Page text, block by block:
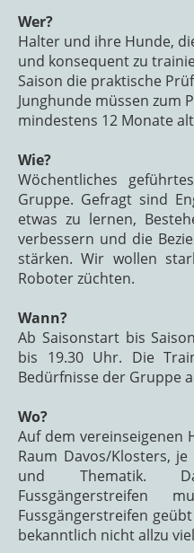
Wer?
Halter und ihre Hunde,
und konsequent zu
Saison die praktische
Junghunde müssen zum
mindestens 12 Monate
Wie?
Wöchentliches
Gruppe. Gefragt sind
etwas zu lernen,
verbessern und die
stärken. Wir wollen
Roboter züchten.
Wann?
Ab Saisonstart bis
bis 19.30 Uhr. Die
Bedürfnisse der Gruppe
Wo?
Auf dem vereinseigenen
Raum Davos/Klosters,
und Thematik.
Fussgängerstreifen
Fussgängerstreifen
bekanntlich nicht allzu